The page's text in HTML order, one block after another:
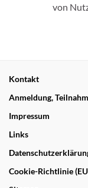
von
Kontakt
Anmeldung,
Impressum
Links
Cookie-Richtlinie